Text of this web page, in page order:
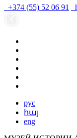
+374 (55) 52 06 91
рус
հայ
eng